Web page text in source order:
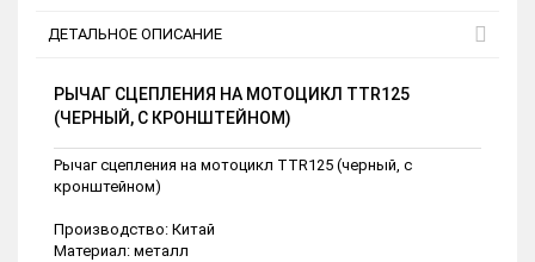
ДЕТАЛЬНОЕ ОПИСАНИЕ
РЫЧАГ СЦЕПЛЕНИЯ НА МОТОЦИКЛ TTR125
(ЧЕРНЫЙ, С КРОНШТЕЙНОМ)
Рычаг сцепления на мотоцикл TTR125 (черный, с
кронштейном)
Производство: Китай
Материал: металл